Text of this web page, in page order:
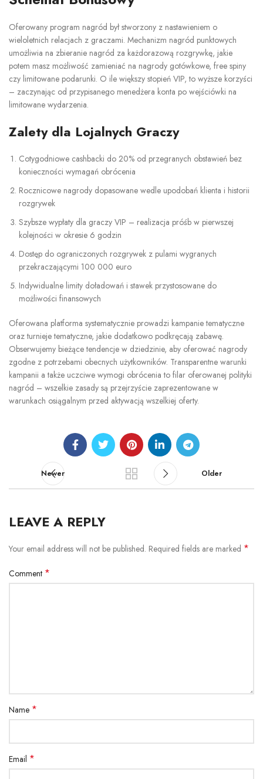
Oferowany program nagród był stworzony z nastawieniem o
wieloletnich relacjach z graczami. Mechanizm nagród punktowych
umożliwia na zbieranie nagród za każdorazową rozgrywkę, jakie
potem masz możliwość zamieniać na nagrody gotówkowe, free spiny
czy limitowane podarunki. O ile większy stopień VIP, to wyższe korzyści
– zaczynając od przypisanego menedżera konta po wejściówki na
limitowane wydarzenia.
Zalety dla Lojalnych Graczy
Cotygodniowe cashbacki do 20% od przegranych obstawień bez
konieczności wymagań obrócenia
Rocznicowe nagrody dopasowane wedle upodobań klienta i historii
rozgrywek
Szybsze wypłaty dla graczy VIP – realizacja próśb w pierwszej
kolejności w okresie 6 godzin
Dostęp do ograniczonych rozgrywek z pulami wygranych
przekraczającymi 100 000 euro
Indywidualne limity doładowań i stawek przystosowane do
możliwości finansowych
Oferowana platforma systematycznie prowadzi kampanie tematyczne
oraz turnieje tematyczne, jakie dodatkowo podkręcają zabawę.
Obserwujemy bieżące tendencje w dziedzinie, aby oferować nagrody
zgodne z potrzebami obecnych użytkowników. Transparentne warunki
kampanii a także uczciwe wymogi obrócenia to filar oferowanej polityki
nagród – wszelkie zasady są przejrzyście zaprezentowane w
warunkach osiągalnym przed aktywacją wszelkiej oferty.
Newer Older
LEAVE A REPLY
Your email address will not be published. Required fields are marked *
Comment *
Name *
Email *